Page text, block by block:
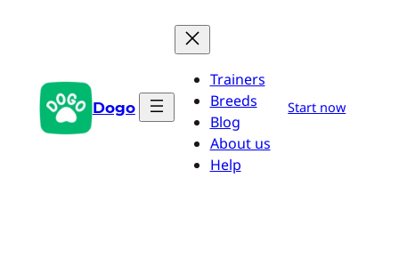
Dogo
Trainers
Breeds
Blog
About us
Help
Start now